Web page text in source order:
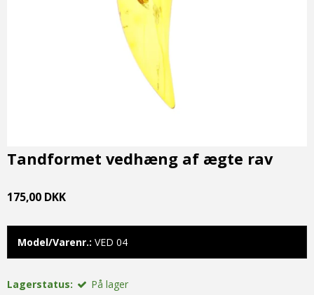
Tandformet vedhæng af ægte rav
175,00 DKK
Model/Varenr.: VED 04
Lagerstatus: På lager